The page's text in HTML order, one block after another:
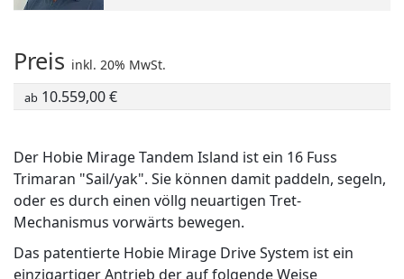
Preis inkl. 20% MwSt.
ab 10.559,00 €
Der Hobie Mirage Tandem Island ist ein 16 Fuss
Trimaran "Sail/yak". Sie können damit paddeln, segeln,
oder es durch einen völlg neuartigen Tret-
Mechanismus vorwärts bewegen.
Das patentierte Hobie Mirage Drive System ist ein
einzigartiger Antrieb der auf folgende Weise